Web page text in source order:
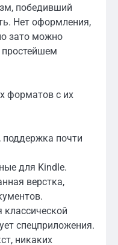
победивший
Нет оформления,
зато можно
форматов с их
поддержка почти
для Kindle.
верстка,
классической
спецприложения.
никаких